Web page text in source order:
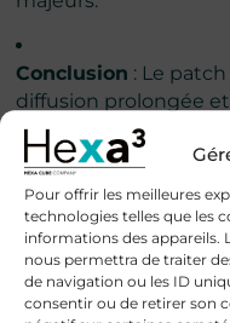
Pour offrir les meilleures
technologies telles que les
informations des appareils.
nous permettra de traiter
de navigation ou les ID
consentir ou de retirer son
Conclusion : Le
diffusion prolongée
3.Soulagement
amélioration du
Référence: Olesen